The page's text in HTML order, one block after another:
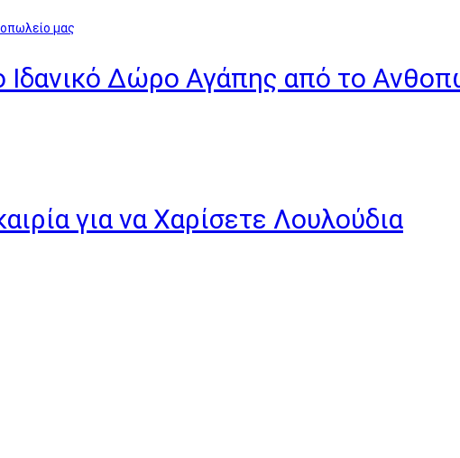
Ιδανικό Δώρο Αγάπης από το
για να Χαρίσετε Λουλούδια